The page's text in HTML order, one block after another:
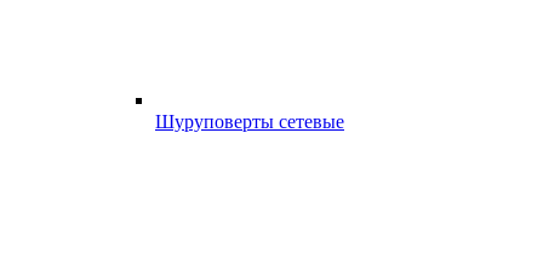
Шуруповерты сетевые